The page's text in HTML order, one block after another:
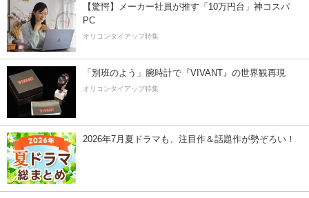
【驚愕】メーカー社員が推す「10万円台」神コスパ
PC
オリコンタイアップ特集
「別班のよう」腕時計で『VIVANT』の世界観再現
オリコンタイアップ特集
2026年7月夏ドラマも、注目作＆話題作が勢ぞろい！